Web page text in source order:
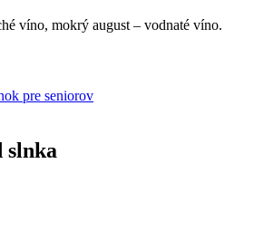
víno, mokrý august – vodnaté víno.
pre seniorov
slnka